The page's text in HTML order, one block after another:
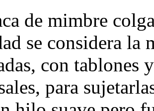
de mimbre
se considera la
con tablones
para